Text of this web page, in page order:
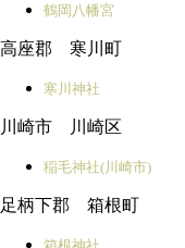
鶴岡八幡宮
高座郡 寒川町
寒川神社
川崎市 川崎区
稲毛神社(川崎市)
足柄下郡 箱根町